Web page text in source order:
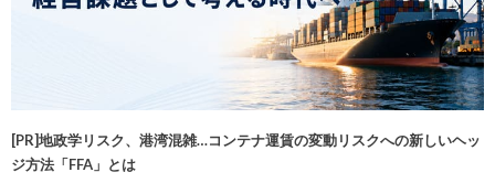
[PR]地政学リスク、港湾混雑…コンテナ運賃の変動リスクへの新しいヘッ
ジ方法「FFA」とは